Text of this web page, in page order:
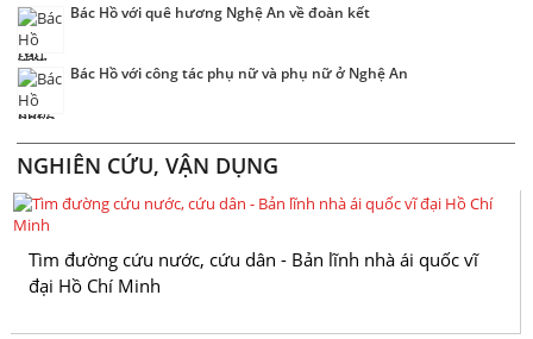
Bác Hồ với quê hương Nghệ An về đoàn kết
Bác Hồ với công tác phụ nữ và phụ nữ ở Nghệ An
NGHIÊN CỨU, VẬN DỤNG
Tìm đường cứu nước, cứu dân - Bản lĩnh nhà ái quốc vĩ
đại Hồ Chí Minh